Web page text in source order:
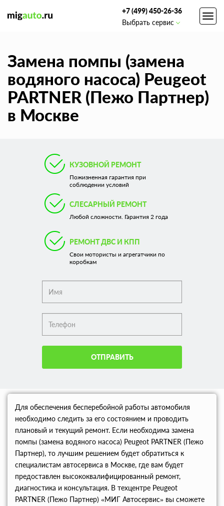
+7 (499) 450-26-36
Выбрать сервис
Замена помпы (замена
водяного насоса) Peugeot
PARTNER (Пежо Партнер)
в Москве
КУЗОВНОЙ РЕМОНТ
Пожизненная гарантия при
соблюдении условий
СЛЕСАРНЫЙ РЕМОНТ
Любой сложности. Гарантия 2 года
РЕМОНТ ДВС И КПП
Свои мотористы и агрегатчики по
коробкам
ОТПРАВИТЬ
Для обеспечения бесперебойной работы автомобиля
необходимо следить за его состоянием и проводить
плановый и текущий ремонт. Если необходима замена
помпы (замена водяного насоса) Peugeot PARTNER (Пежо
Партнер), то лучшим решением будет обратиться к
специалистам автосервиса в Москве, где вам будет
предоставлен высококвалифицированный ремонт,
диагностика и консультация. В техцентре Peugeot
PARTNER (Пежо Партнер) «МИГ Автосервис» вы сможете